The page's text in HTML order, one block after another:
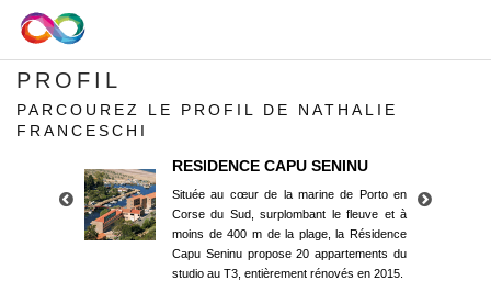
PROFIL
PARCOUREZ LE PROFIL DE NATHALIE
FRANCESCHI
RESIDENCE CAPU SENINU
Située au cœur de la marine de Porto en
Corse du Sud, surplombant le fleuve et à
moins de 400 m de la plage, la Résidence
Capu Seninu propose 20 appartements du
studio au T3, entièrement rénovés en 2015.